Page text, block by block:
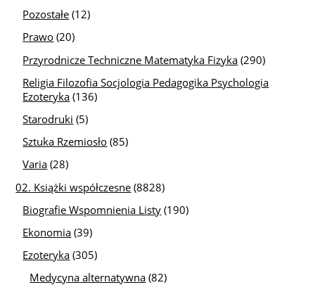
Pozostałe (12)
Prawo (20)
Przyrodnicze Techniczne Matematyka Fizyka (290)
Religia Filozofia Socjologia Pedagogika Psychologia
Ezoteryka (136)
Starodruki (5)
Sztuka Rzemiosło (85)
Varia (28)
02. Książki współczesne (8828)
Biografie Wspomnienia Listy (190)
Ekonomia (39)
Ezoteryka (305)
Medycyna alternatywna (82)